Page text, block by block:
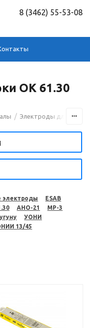
8 (3462) 55-53-08
OK 61.30
/ Электроды для сварки
электроды
ESAB
АНО-21
МР-3
УОНИ
13/45